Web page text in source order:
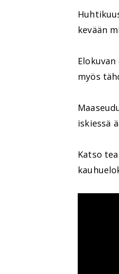
kevään
myös
iskiessä
Katso